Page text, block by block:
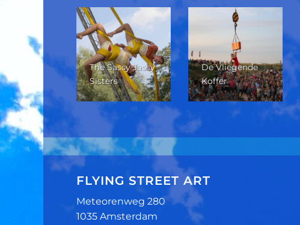
The Sassy Jassy
Sisters
De Vliegende
Koffer
Zicht
FLYING STREET ART
Meteorenweg 280
1035 Amsterdam